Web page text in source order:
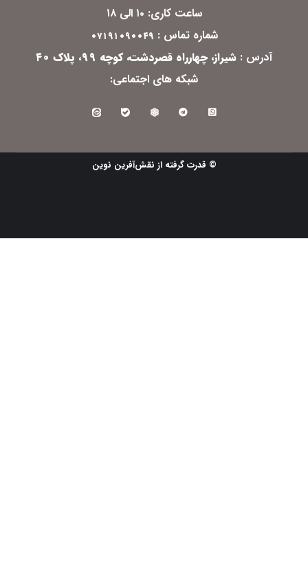
ساعت کاری: ۱۰ الی ۱۸
شماره تماس : ۰۷۱۹۱۰۹۰۰۴۹
آدرس : شیراز، چهارراه قصردشت، کوچه ۹۹، پلاک ۴۰
شبکه های اجتماعی:
© قدرت گرفته از نقش‌آفرین نوین